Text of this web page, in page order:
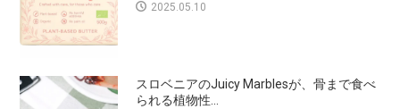
2025.05.10
スロベニアのJuicy Marblesが、骨まで食べ
られる植物性...